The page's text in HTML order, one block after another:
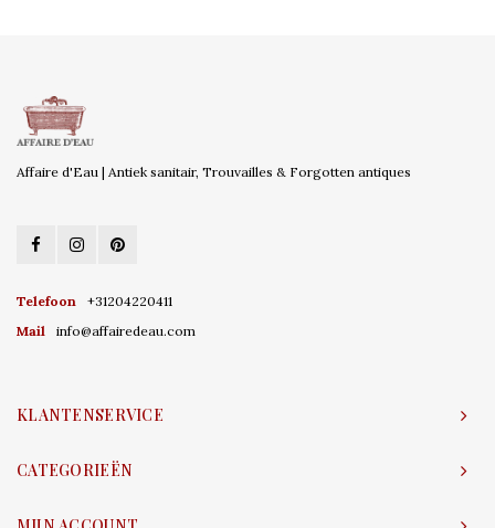
Affaire d'Eau | Antiek sanitair, Trouvailles & Forgotten antiques
Telefoon
+31204220411
Mail
info@affairedeau.com
KLANTENSERVICE
CATEGORIEËN